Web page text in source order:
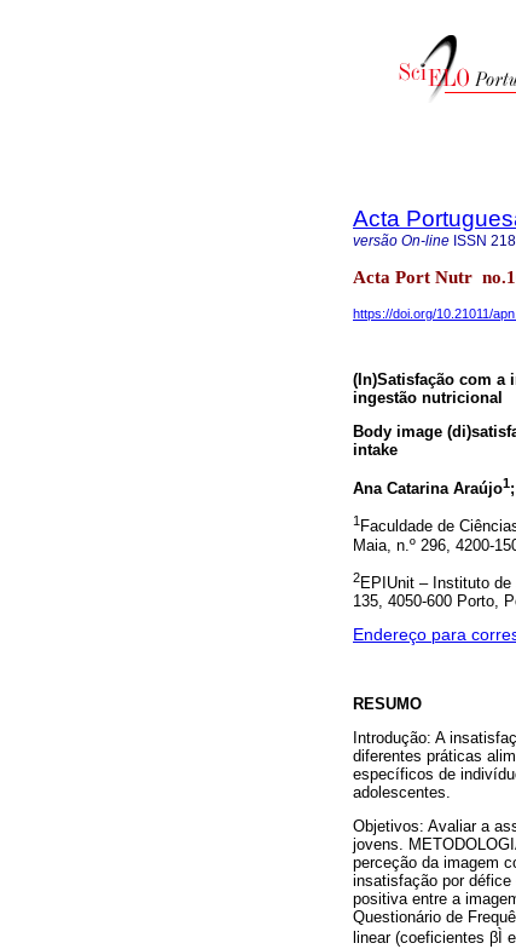
Acta
versão On-line ISSN
Acta Port Nutr
https://doi.org/10.21011/
(In)Satisfação com a
ingestão nutricional
Body image
intake
Ana Catarina Araújo1
1 Faculdade de
Maia, n.º 296, 4200-
2EPIUnit – Instituto
135, 4050-600 Porto,
Endereço para
RESUMO
Introdução: A
diferentes práticas
específicos de
adolescentes.
Objetivos: Avaliar a
jovens.
perceção da imagem
insatisfação por
positiva entre a
Questionário de
linear (coeficientes